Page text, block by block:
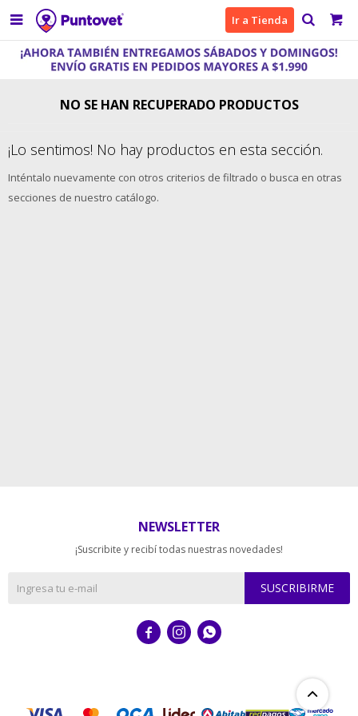
 Ir a Tienda
NO SE HAN RECUPERADO PRODUCTOS
¡Lo sentimos! No hay productos en esta sección.
Inténtalo nuevamente con otros criterios de filtrado o busca en otras
secciones de nuestro catálogo.
NEWSLETTER
¡Suscribite y recibí todas nuestras novedades!
SUSCRIBIRME
  